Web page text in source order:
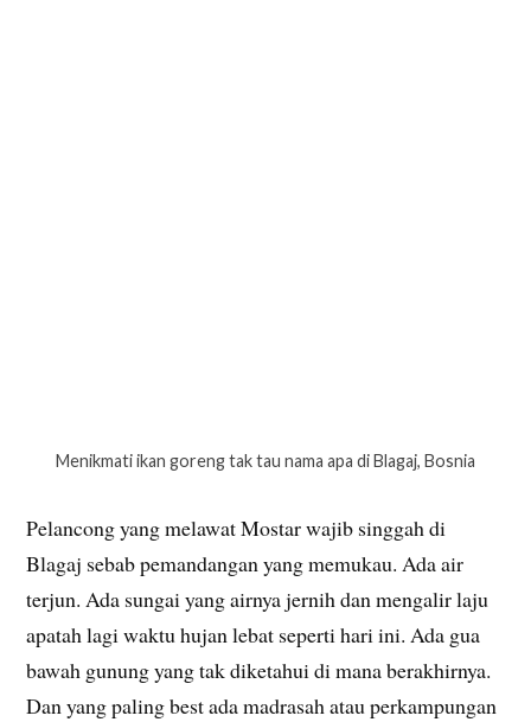
Menikmati ikan goreng tak tau nama apa di Blagaj, Bosnia
Pelancong yang melawat Mostar wajib singgah di
Blagaj sebab pemandangan yang memukau. Ada air
terjun. Ada sungai yang airnya jernih dan mengalir laju
apatah lagi waktu hujan lebat seperti hari ini. Ada gua
bawah gunung yang tak diketahui di mana berakhirnya.
Dan yang paling best ada madrasah atau perkampungan